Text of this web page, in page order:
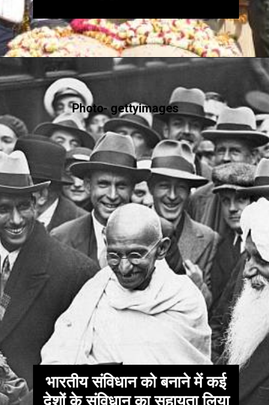
भारतीय संविधान को बनाने में कई
Photo- gettyimages